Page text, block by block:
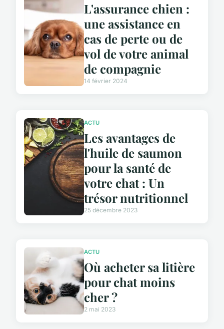
L'assurance chien :
une assistance en
cas de perte ou de
vol de votre animal
de compagnie
14 février 2024
ACTU
Les avantages de
l'huile de saumon
pour la santé de
votre chat : Un
trésor nutritionnel
25 décembre 2023
ACTU
Où acheter sa litière
pour chat moins
cher ?
2 mai 2023